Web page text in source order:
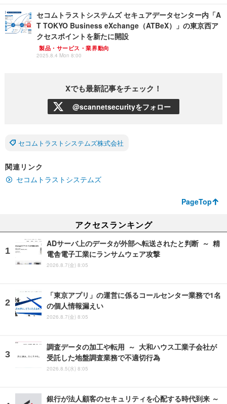
セコムトラストシステムズ セキュアデータセンター内「A
T TOKYO Business eXchange（ATBeX）」の東京西ア
クセスポイントを新たに開設
製品・サービス・業界動向
2025.8.4 Mon 8:00
Xでも最新記事をチェック！
@scannetsecurityをフォロー
セコムトラストシステムズ株式会社
関連リンク
セコムトラストシステムズ
PageTop
アクセスランキング
ADサーバ上のデータが外部へ転送されたと判断 ～ 精
電舎電子工業にランサムウェア攻撃
2026.8.7(金) 8:05
「東京アプリ」の運営に係るコールセンター業務で1名
の個人情報漏えい
2026.8.7(金) 8:05
調査データの加工や転用 ～ 大和ハウス工業子会社が
受託した地盤調査業務で不適切行為
2026.8.5(水) 8:05
銀行が法人顧客のセキュリティを心配する時代到来 ～